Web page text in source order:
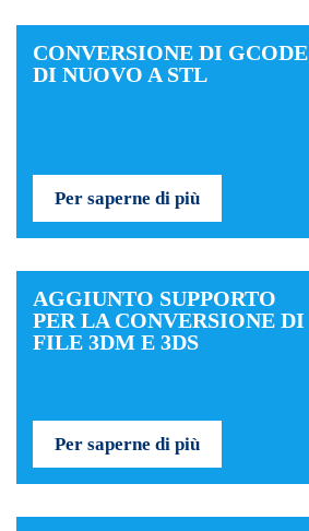
CONVERSIONE DI GCODE
DI NUOVO A STL
Per saperne di più
AGGIUNTO SUPPORTO
PER LA CONVERSIONE DI
FILE 3DM E 3DS
Per saperne di più